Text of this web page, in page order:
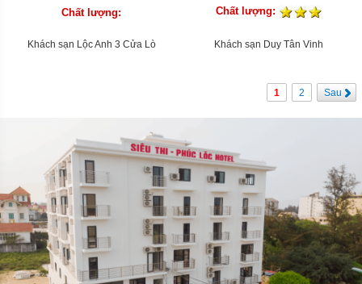
Chất lượng:
Khách sạn Lộc Anh 3 Cửa Lò
Chất lượng:
Khách sạn Duy Tân Vinh
1 2 Sau